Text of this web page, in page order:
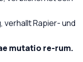
verhallt Rapier- und
mutatio re-rum.